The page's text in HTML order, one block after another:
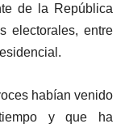
de la República
electorales, entre
habían venido
y que ha